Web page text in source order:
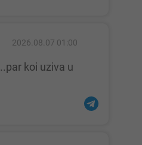
2026.08.07 01:00